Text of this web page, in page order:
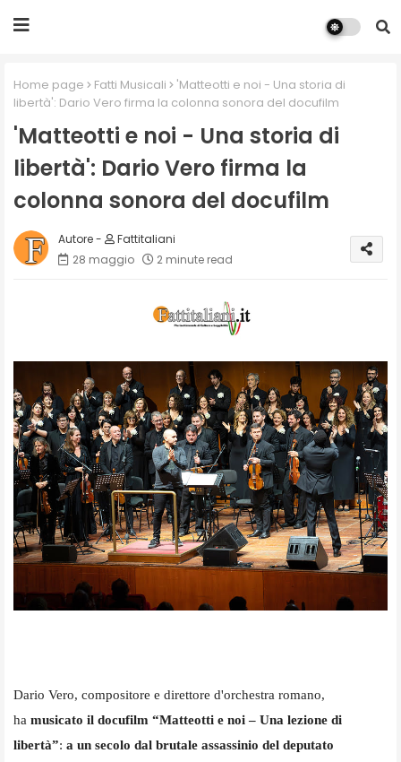
Home page Fatti Musicali
'Matteotti e noi - Una storia di
libertà': Dario Vero firma la colonna sonora del docufilm
'Matteotti e noi - Una storia di
libertà': Dario Vero firma la
colonna sonora del docufilm
Fattitaliani
28 maggio
2 minute read
Dario Vero, compositore e direttore d'orchestra romano,
ha musicato il docufilm “Matteotti e noi – Una lezione di
libertà”: a un secolo dal brutale assassinio del deputato